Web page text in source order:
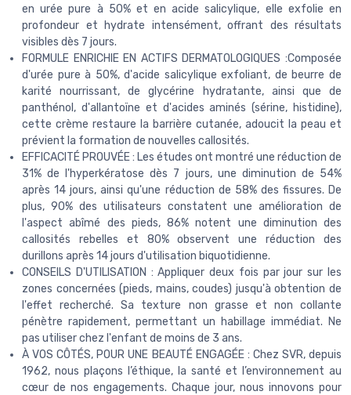
en urée pure à 50% et en acide salicylique, elle exfolie en
profondeur et hydrate intensément, offrant des résultats
visibles dès 7 jours.
FORMULE ENRICHIE EN ACTIFS DERMATOLOGIQUES :Composée
d'urée pure à 50%, d'acide salicylique exfoliant, de beurre de
karité nourrissant, de glycérine hydratante, ainsi que de
panthénol, d'allantoïne et d'acides aminés (sérine, histidine),
cette crème restaure la barrière cutanée, adoucit la peau et
prévient la formation de nouvelles callosités.
EFFICACITÉ PROUVÉE : Les études ont montré une réduction de
31% de l'hyperkératose dès 7 jours, une diminution de 54%
après 14 jours, ainsi qu'une réduction de 58% des fissures. De
plus, 90% des utilisateurs constatent une amélioration de
l'aspect abîmé des pieds, 86% notent une diminution des
callosités rebelles et 80% observent une réduction des
durillons après 14 jours d'utilisation biquotidienne.
CONSEILS D'UTILISATION : Appliquer deux fois par jour sur les
zones concernées (pieds, mains, coudes) jusqu'à obtention de
l'effet recherché. Sa texture non grasse et non collante
pénètre rapidement, permettant un habillage immédiat. Ne
pas utiliser chez l'enfant de moins de 3 ans.
À VOS CÔTÉS, POUR UNE BEAUTÉ ENGAGÉE : Chez SVR, depuis
1962, nous plaçons l’éthique, la santé et l’environnement au
cœur de nos engagements. Chaque jour, nous innovons pour